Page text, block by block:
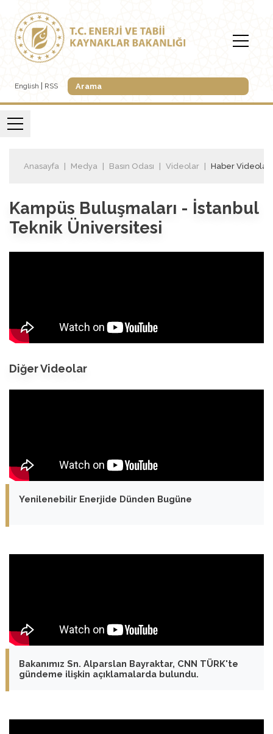
English RSS
Anasayfa Medya Basın Odası Videolar Haber Videoları
Kampüs Buluşmaları - İstanbul
Teknik Üniversitesi
Diğer Videolar
Yenilenebilir Enerjide Dünden Bugüne
Bakanımız Sn. Alparslan Bayraktar, CNN TÜRK'te
gündeme ilişkin açıklamalarda bulundu.